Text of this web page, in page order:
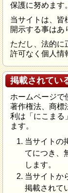
保護に努めます。
当サイトは、皆
開示する事はあ
ただし、法的に
許可なく個人情
掲載されてい
ホームページで
著作権法、商標
利は「にこまる
ます。
当サイトの
てにつき、
します。
当サイトか
掲載されて